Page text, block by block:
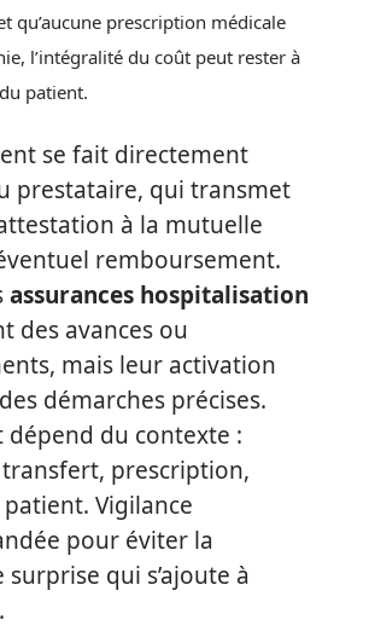
qu’aucune prescription médicale
l’intégralité du coût peut rester à
patient.
se fait directement
prestataire, qui transmet
à la mutuelle
remboursement.
assurances hospitalisation
des avances ou
mais leur activation
démarches précises.
dépend du contexte :
prescription,
Vigilance
pour éviter la
surprise qui s’ajoute à